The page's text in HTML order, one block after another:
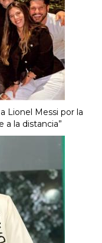
Lionel Messi por la
a la distancia”